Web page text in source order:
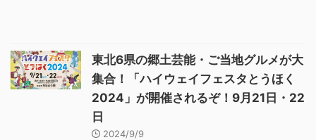
東北6県の郷土芸能・ご当地グルメが大
集合！「ハイウェイフェスタとうほく
2024」が開催されるぞ！9月21日・22
日
2024/9/9